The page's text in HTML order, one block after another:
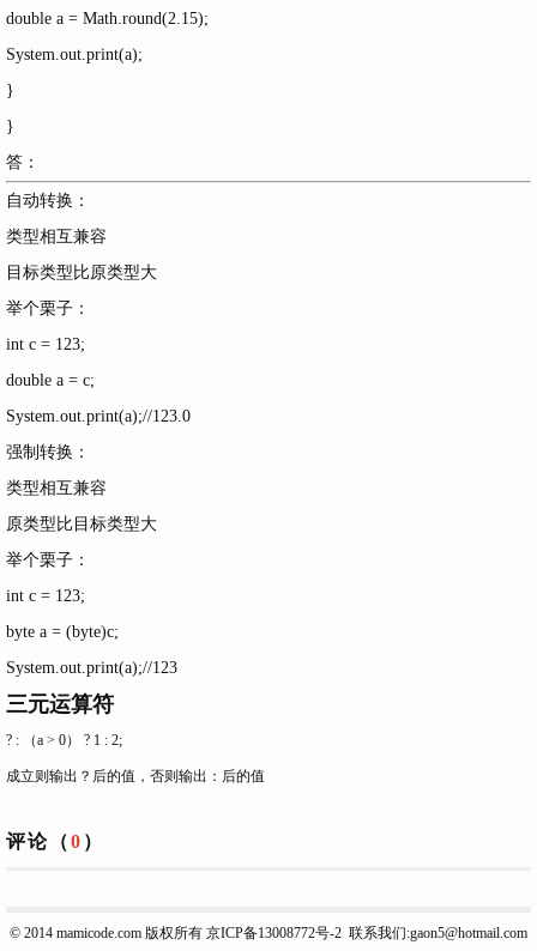
double a = Math.round(2.15);
System.out.print(a);
}
}
答：
自动转换：
类型相互兼容
目标类型比原类型大
举个栗子：
int c = 123;
double a = c;
System.out.print(a);//123.0
强制转换：
类型相互兼容
原类型比目标类型大
举个栗子：
int c = 123;
byte a = (byte)c;
System.out.print(a);//123
三元运算符
? : （a > 0） ? 1 : 2;
成立则输出？后的值，否则输出：后的值
评论（0 ）
© 2014 mamicode.com 版权所有 京ICP备13008772号-2 联系我们:gaon5@hotmail.com